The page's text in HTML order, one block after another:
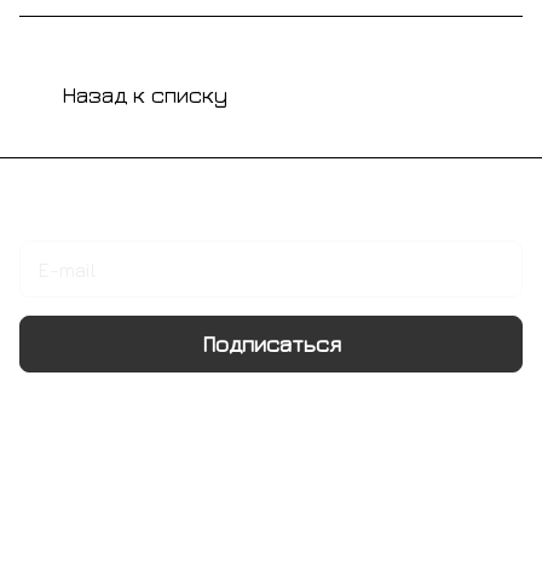
Назад к списку
Подписаться